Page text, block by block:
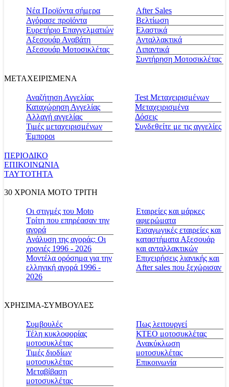
Νέα Προϊόντα σήμερα
Αγόρασε προϊόντα
Ευρετήριο Επαγγελματιών
Αξεσουάρ Αναβάτη
Αξεσουάρ Μοτοσικλέτας
Αfter Sales
Βελτίωση
Ελαστικά
Ανταλλακτικά
Λιπαντικά
Συντήρηση Μοτοσικλέτας
ΜΕΤΑΧΕΙΡΙΣΜΕΝΑ
Αναζήτηση Αγγελίας
Καταχώρηση Αγγελίας
Αλλαγή αγγελίας
Τιμές μεταχειρισμένων
Έμποροι
Test Μεταχειρισμένων
Μεταχειρισμένα
Δόσεις
Συνδεθείτε με τις αγγελίες
ΠΕΡΙΟΔΙΚΟ
ΕΠΙΚΟΙΝΩΝΙΑ
ΤΑΥΤΟΤΗΤΑ
30 ΧΡΟΝΙΑ MOTO ΤΡΙΤΗ
Οι στιγμές του Moto
Τρίτη που επηρέασαν την
αγορά
Ανάλυση της αγοράς: Οι
χρονιές 1996 - 2026
Μοντέλα ορόσημα για την
ελληνική αγορά 1996 -
2026
Εταιρείες και μάρκες
αφιερώματα
Εισαγωγικές εταιρείες και
καταστήματα Αξεσουάρ
και ανταλλακτικών
Επιχειρήσεις λιανικής και
After sales που ξεχώρισαν
ΧΡΗΣΙΜΑ-ΣΥΜΒΟΥΛΕΣ
Συμβουλές
Τέλη κυκλοφορίας
μοτοσυκλέτας
Τιμές διοδίων
μοτοσυκλέτας
Μεταβίβαση
μοτοσυκλέτας
Πως λειτουργεί
ΚΤΕΟ μοτοσυκλέτας
Ανακύκλωση
μοτοσυκλέτας
Επικοινωνία